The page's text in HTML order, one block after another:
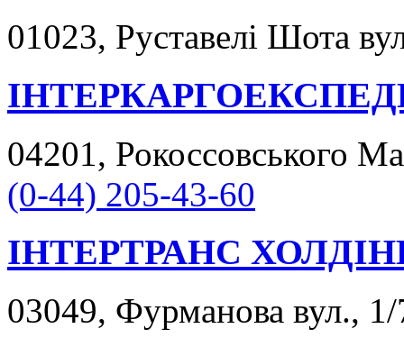
01023, Руставелі Шота
04201, Рокоссовського
(0-44) 205-43-60
ІНТЕРТРАНС
03049, Фурманова вул.,